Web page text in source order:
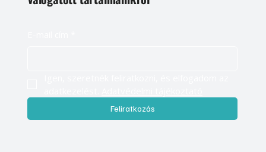
Feliratkozás